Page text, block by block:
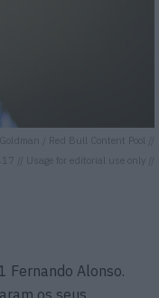
/ Red Bull Content Pool //
// Usage for editorial use only //
Fernando Alonso.
os seus